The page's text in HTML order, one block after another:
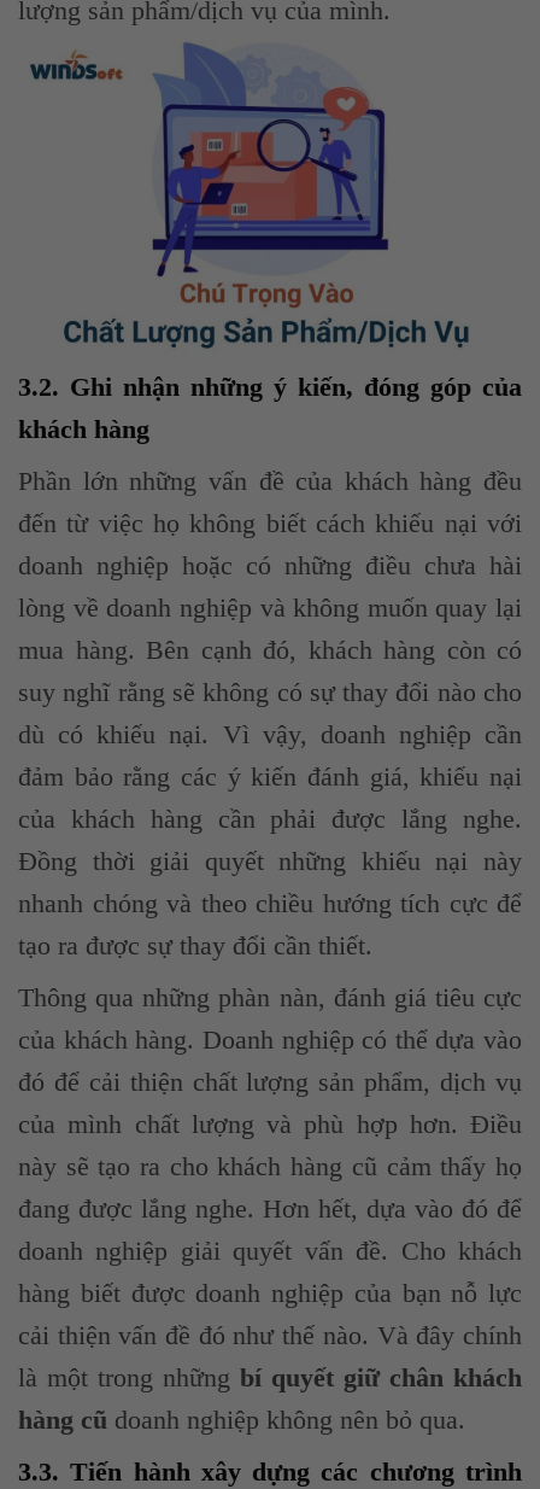
lượng sản phẩm/dịch vụ của mình.
3.2. Ghi nhận những ý kiến, đóng góp của
khách hàng
Phần lớn những vấn đề của khách hàng đều
đến từ việc họ không biết cách khiếu nại với
doanh nghiệp hoặc có những điều chưa hài
lòng về doanh nghiệp và không muốn quay lại
mua hàng. Bên cạnh đó, khách hàng còn có
suy nghĩ rằng sẽ không có sự thay đổi nào cho
dù có khiếu nại. Vì vậy, doanh nghiệp cần
đảm bảo rằng các ý kiến đánh giá, khiếu nại
của khách hàng cần phải được lắng nghe.
Đồng thời giải quyết những khiếu nại này
nhanh chóng và theo chiều hướng tích cực để
tạo ra được sự thay đổi cần thiết.
Thông qua những phàn nàn, đánh giá tiêu cực
của khách hàng. Doanh nghiệp có thể dựa vào
đó để cải thiện chất lượng sản phẩm, dịch vụ
của mình chất lượng và phù hợp hơn. Điều
này sẽ tạo ra cho khách hàng cũ cảm thấy họ
đang được lắng nghe. Hơn hết, dựa vào đó để
doanh nghiệp giải quyết vấn đề. Cho khách
hàng biết được doanh nghiệp của bạn nỗ lực
cải thiện vấn đề đó như thế nào. Và đây chính
là một trong những bí quyết giữ chân khách
hàng cũ doanh nghiệp không nên bỏ qua.
3.3. Tiến hành xây dựng các chương trình